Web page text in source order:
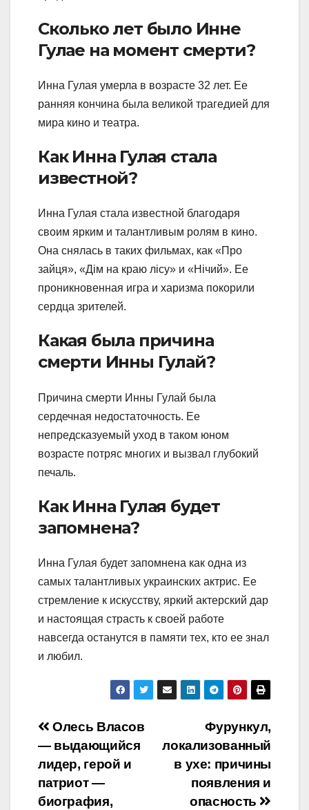
Сколько лет было Инне
Гулае на момент смерти?
Инна Гулая умерла в возрасте 32 лет. Ее
ранняя кончина была великой трагедией для
мира кино и театра.
Как Инна Гулая стала
известной?
Инна Гулая стала известной благодаря
своим ярким и талантливым ролям в кино.
Она снялась в таких фильмах, как «Про
зайця», «Дім на краю лісу» и «Нічий». Ее
проникновенная игра и харизма покорили
сердца зрителей.
Какая была причина
смерти Инны Гулай?
Причина смерти Инны Гулай была
сердечная недостаточность. Ее
непредсказуемый уход в таком юном
возрасте потряс многих и вызвал глубокий
печаль.
Как Инна Гулая будет
запомнена?
Инна Гулая будет запомнена как одна из
самых талантливых украинских актрис. Ее
стремление к искусству, яркий актерский дар
и настоящая страсть к своей работе
навсегда останутся в памяти тех, кто ее знал
и любил.
Навигация
по
записям
Фурункул,
локализованный
в ухе: причины
появления и
опасность
Олесь Власов
— выдающийся
лидер, герой и
патриот —
биография,